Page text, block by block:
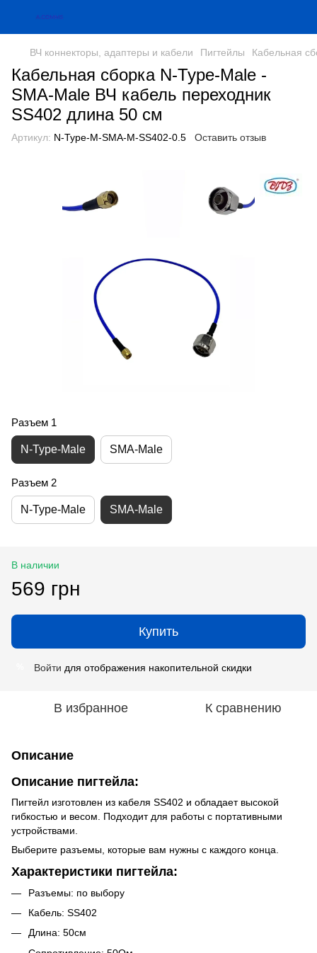
ВЧ коннекторы, адаптеры и кабели Пигтейлы Кабельная
Кабельная сборка N-Type-Male -
SMA-Male ВЧ кабель переходник
SS402 длина 50 см
Артикул: N-Type-M-SMA-M-SS402-0.5 Оставить отзыв
Разъем 1
N-Type-Male SMA-Male
Разъем 2
N-Type-Male SMA-Male
В наличии
569 грн
Купить
Войти для отображения накопительной скидки
В избранное К сравнению
Описание
Описание пигтейла:
Пигтейл изготовлен из кабеля SS402 и обладает высокой
гибкостью и весом. Подходит для работы с портативными
устройствами.
Выберите разъемы, которые вам нужны с каждого конца.
Характеристики пигтейла:
Разъемы: по выбору
Кабель: SS402
Длина: 50см